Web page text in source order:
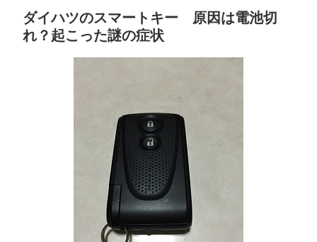
ダイハツのスマートキー 原因は電池切
れ？起こった謎の症状